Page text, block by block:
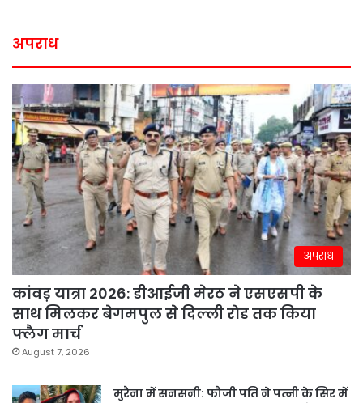
अपराध
अपराध
कांवड़ यात्रा 2026: डीआईजी मेरठ ने एसएसपी के
साथ मिलकर बेगमपुल से दिल्ली रोड तक किया
फ्लैग मार्च
August 7, 2026
मुरैना में सनसनी: फौजी पति ने पत्नी के सिर में